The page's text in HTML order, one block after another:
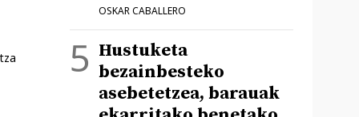
OSKAR CABALLERO
Hustuketa
bezainbesteko
asebetetzea, barauak